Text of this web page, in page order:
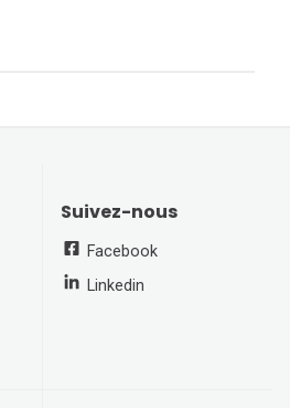
Suivez-nous
Facebook
Linkedin